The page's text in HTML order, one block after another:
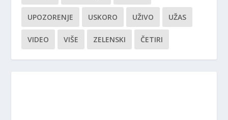
UPOZORENJE USKORO UŽIVO UŽAS
VIDEO VIŠE ZELENSKI ČETIRI